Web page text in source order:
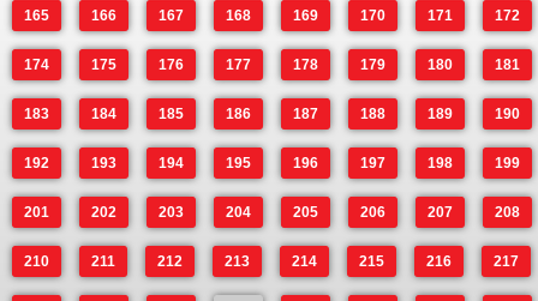
165 166 167 168 169 170 171 172
174 175 176 177 178 179 180 181
183 184 185 186 187 188 189 190
192 193 194 195 196 197 198 199
201 202 203 204 205 206 207 208
210 211 212 213 214 215 216 217